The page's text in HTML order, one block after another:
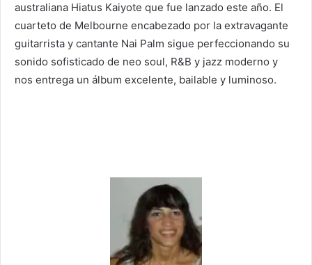
australiana Hiatus Kaiyote que fue lanzado este año. El
cuarteto de Melbourne encabezado por la extravagante
guitarrista y cantante Nai Palm sigue perfeccionando su
sonido sofisticado de neo soul, R&B y jazz moderno y
nos entrega un álbum excelente, bailable y luminoso.